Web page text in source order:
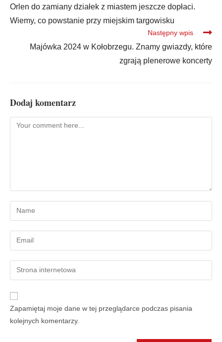
Orlen do zamiany działek z miastem jeszcze dopłaci.
Wiemy, co powstanie przy miejskim targowisku
Następny wpis
Majówka 2024 w Kołobrzegu. Znamy gwiazdy, które
zgrają plenerowe koncerty
Dodaj komentarz
Zapamiętaj moje dane w tej przeglądarce podczas pisania
kolejnych komentarzy.